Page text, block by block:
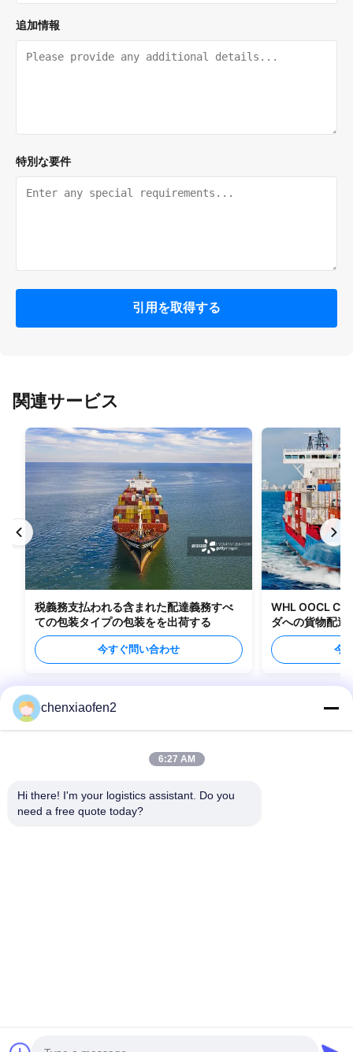
追加情報
特別な要件
引用を取得する
関連サービス
税義務支払われる含まれた配達義務すべ
ての包装タイプの包装をを出荷する
今すぐ問い合わせ
WHL OOCL
ダへの貨物配送
今
© 2026 Beijing Silk Road Enterprise Management Services Co.,LTD. All
chenxiaofen2
6:27 AM
Hi there! I'm your logistics assistant. Do you
need a free quote today?